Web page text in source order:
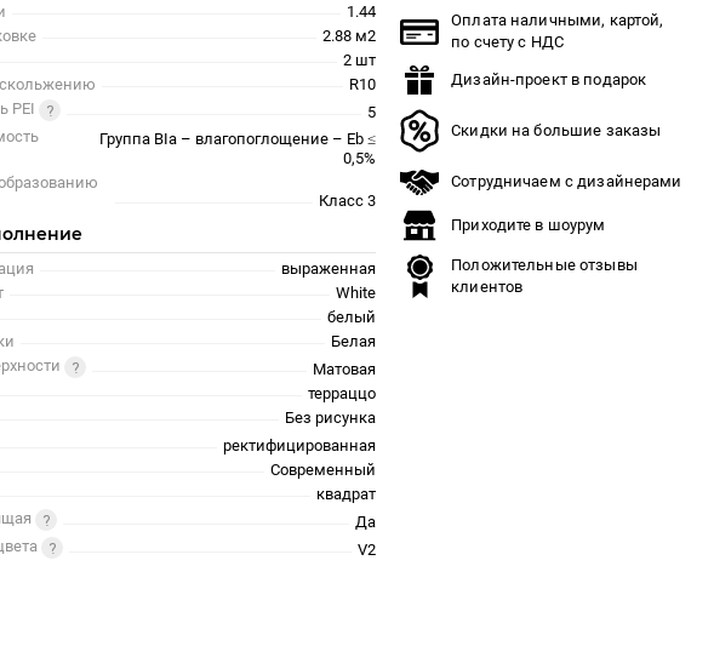
1.44
2.88 м2
2 шт
R10
PEI
5
Группа BIa – влагопоглощение – Eb ≤
0,5%
Класс 3
выраженная
White
белый
Белая
Матовая
терраццо
Без рисунка
ректифицированная
Современный
квадрат
Да
V2
Оплата наличными, картой,
по счету с НДС
Дизайн-проект в подарок
Скидки на большие заказы
Сотрудничаем с дизайнерами
Приходите в шоурум
Положительные отзывы
клиентов